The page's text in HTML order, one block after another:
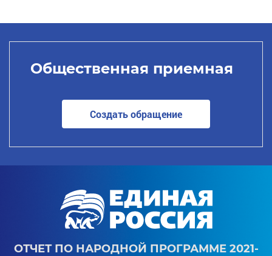
Общественная приемная
Создать обращение
ОТЧЕТ ПО НАРОДНОЙ ПРОГРАММЕ 2021-